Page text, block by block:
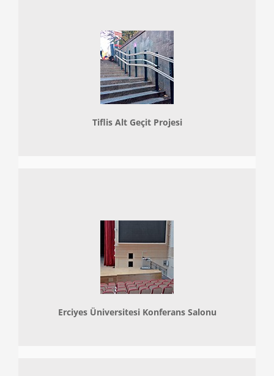
Tiflis Alt Geçit Projesi
Erciyes Üniversitesi Konferans Salonu